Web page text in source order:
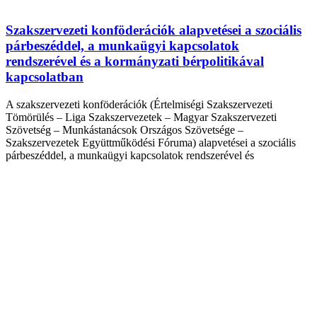
Szakszervezeti konföderációk alapvetései a szociális
párbeszéddel, a munkaügyi kapcsolatok
rendszerével és a kormányzati bérpolitikával
kapcsolatban
A szakszervezeti konföderációk (Értelmiségi Szakszervezeti
Tömörülés – Liga Szakszervezetek – Magyar Szakszervezeti
Szövetség – Munkástanácsok Országos Szövetsége –
Szakszervezetek Együttműködési Fóruma) alapvetései a szociális
párbeszéddel, a munkaügyi kapcsolatok rendszerével és